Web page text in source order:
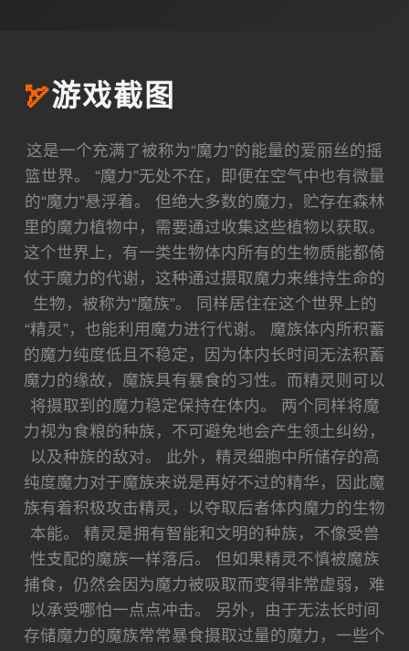
🏹游戏截图
这是一个充满了被称为“魔力”的能量的爱丽丝的摇
篮世界。 “魔力”无处不在，即便在空气中也有微量
的“魔力”悬浮着。 但绝大多数的魔力，贮存在森林
里的魔力植物中，需要通过收集这些植物以获取。
这个世界上，有一类生物体内所有的生物质能都倚
仗于魔力的代谢，这种通过摄取魔力来维持生命的
生物，被称为“魔族”。 同样居住在这个世界上的
“精灵”，也能利用魔力进行代谢。 魔族体内所积蓄
的魔力纯度低且不稳定，因为体内长时间无法积蓄
魔力的缘故，魔族具有暴食的习性。而精灵则可以
将摄取到的魔力稳定保持在体内。 两个同样将魔
力视为食粮的种族，不可避免地会产生领土纠纷，
以及种族的敌对。 此外，精灵细胞中所储存的高
纯度魔力对于魔族来说是再好不过的精华，因此魔
族有着积极攻击精灵，以夺取后者体内魔力的生物
本能。 精灵是拥有智能和文明的种族，不像受兽
性支配的魔族一样落后。 但如果精灵不慎被魔族
捕食，仍然会因为魔力被吸取而变得非常虚弱，难
以承受哪怕一点点冲击。 另外，由于无法长时间
存储魔力的魔族常常暴食摄取过量的魔力，一些个